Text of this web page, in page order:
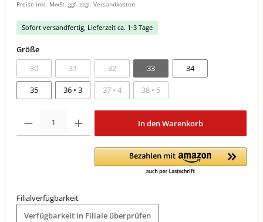
Preise inkl. MwSt. ggf. zzgl. Versandkosten
Sofort versandfertig, Lieferzeit ca. 1-3 Tage
Größe
30
31 32 33 34
35 36 • 3 37 • 4 38 • 5
In den Warenkorb
Filialverfügbarkeit
Verfügbarkeit in Filiale überprüfen